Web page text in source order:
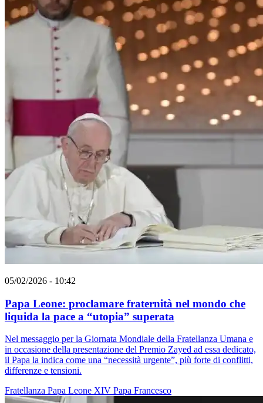
05/02/2026 - 10:42
Papa Leone: proclamare fraternità nel mondo che
liquida la pace a “utopia” superata
Nel messaggio per la Giornata Mondiale della Fratellanza Umana e
in occasione della presentazione del Premio Zayed ad essa dedicato,
il Papa la indica come una “necessità urgente”, più forte di conflitti,
differenze e tensioni.
Fratellanza Papa Leone XIV Papa Francesco